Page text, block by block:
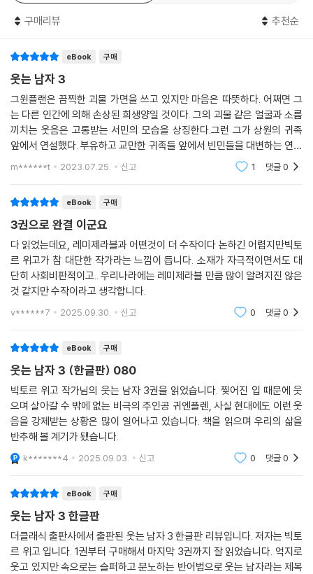
다. 분명한 것은 악마인 듯, 천사인 듯, 알 수 없는 웃음을 가졌지만 그윈플
렌들은 인간의 가치를 지니고 있다는 사실이다. 그들은 지금 누군가에게
아에게 그런 존재였듯이 오늘날 현실 속 그윈플렌들이 그렇다.
녀의 손을 잡아 주고, 삶을 해방시켜 준 이였다. 그윈플렌은 형제요, 친구
요, 안내자요, 버팀목이었다. 그윈플렌은 천상을 닮은 이이자, 빛나는 날개
가 달린 어깨였다. 다른 이들은 그 어깨에서 괴물을 보았지만, 그녀는 천사
를 보았다. 눈이 먼 데아는, 영혼을 알아볼 수 있었으므로.”
작품 속 그윈플렌만이 ‘웃으며 사는 남자’인가. 현대사회를 살아가고 있는
우리 역시 그처럼 ‘웃는 게 웃는 게 아니거나’ 반대로 ‘웃고 싶지 않아도 웃
어야’ 할 때가 많다. 자신의 의지대로 조절할 수 없는 미소를 가진 한 광대
남자의 모습에서 처량하게 삶에 적응하며 살아가고 있는 ‘나 자신’을 책을
통해 들여다보자.
구매리뷰 추천순
eBook 구매
웃는 남자 3
그윈플랜은 끔찍한 괴물 가면을 쓰고 있지만 마음은 따뜻하다. 어쩌면 그
는 다른 인간에 의해 손상된 희생양일 것이다. 그의 괴물 같은 얼굴과 소름
끼치는 웃음은 고통받는 서민의 모습을 상징한다.그런 그가 상원의 귀족
앞에서 연설했다. 부유하고 교만한 귀족들 앞에서 빈민들을 대변하는 연설
을 한 것이다. 그의 연설 중 '귀족들의 소유물은 다른 사람들의 가난으로 이
m******t 2023.07.25. 신고 1 댓글0
eBook 구매
3권으로 완결 이군요
다 읽었는데요, 레미제라블과 어떤것이 더 수작이다 논하긴 어렵지만빅토
르 위고가 참 대단한 작가라는 느낌이 듭니다. 소재가 자극적이면서도 대
단히 사회비판적이고.. 우리나라에는 레미제라블 만큼 많이 알려지진 않은
것 같지만 수작이라고 생각합니다.
v******7 2025.09.30. 신고 0 댓글0
eBook 구매
웃는 남자 3 (한글판) 080
빅토르 위고 작가님의 웃는 남자 3권을 읽었습니다. 찢어진 입 때문에 웃
으며 살아갈 수 밖에 없는 비극의 주인공 귀엔플렌, 사실 현대에도 이런 웃
음을 강제받는 상황은 많이 일어나고 있습니다. 책을 읽으며 우리의 삶을
반추해 볼 계기가 됐습니다.
k*******4 2025.09.03. 신고 0 댓글0
eBook 구매
웃는 남자 3 한글판
더클래식 출판사에서 출판된 웃는 남자 3 한글판 리뷰입니다. 저자는 빅토
르 위고 입니다. 1권부터 구매해서 마지막 3권까지 잘 읽었습니다. 억지로
웃고 있지만 속으로는 슬퍼하고 분노하는 반어법으로 웃는 남자라는 제목